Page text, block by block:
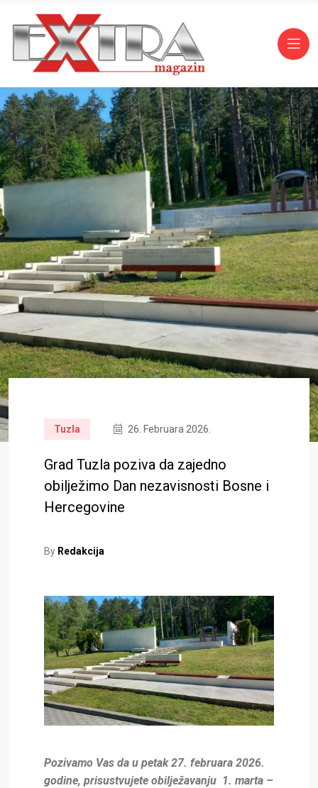
Tuzla 26. Februara 2026.
Grad Tuzla poziva da zajedno
obilježimo Dan nezavisnosti Bosne i
Hercegovine
By Redakcija
Pozivamo Vas da u petak 27. februara 2026.
godine, prisustvujete obilježavanju 1. marta –